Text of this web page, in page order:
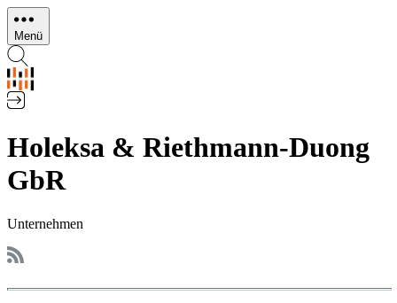
Direkt
zum
Inhalt
Menü
Holeksa & Riethmann-Duong
GbR
Unternehmen